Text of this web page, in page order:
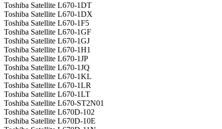
Toshiba Satellite L670-1DT
Toshiba Satellite L670-1DX
Toshiba Satellite L670-1F5
Toshiba Satellite L670-1GF
Toshiba Satellite L670-1GJ
Toshiba Satellite L670-1H1
Toshiba Satellite L670-1JP
Toshiba Satellite L670-1JQ
Toshiba Satellite L670-1KL
Toshiba Satellite L670-1LR
Toshiba Satellite L670-1LT
Toshiba Satellite L670-ST2N01
Toshiba Satellite L670D-102
Toshiba Satellite L670D-10E